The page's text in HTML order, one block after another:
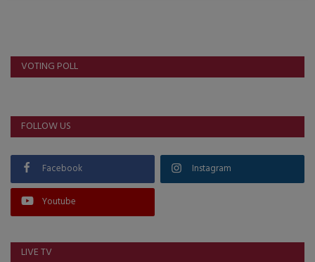
VOTING POLL
FOLLOW US
Facebook Instagram
Youtube
LIVE TV